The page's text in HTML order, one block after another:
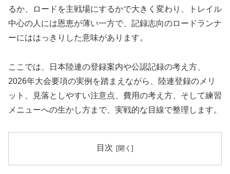
るか、ロードを主戦場にするかで大きく変わり、トレイル
中心の人には恩恵が薄い一方で、記録志向のロードランナ
ーにははっきりした意味があります。
ここでは、日本陸連の登録案内や公認記録の考え方、
2026年大会要項の実例を踏まえながら、陸連登録のメリ
ット、見落としやすい注意点、費用の考え方、そして練習
メニューへの生かし方まで、実戦的な目線で整理します。
目次